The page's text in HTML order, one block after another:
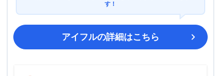
す！
アイフルの詳細はこちら